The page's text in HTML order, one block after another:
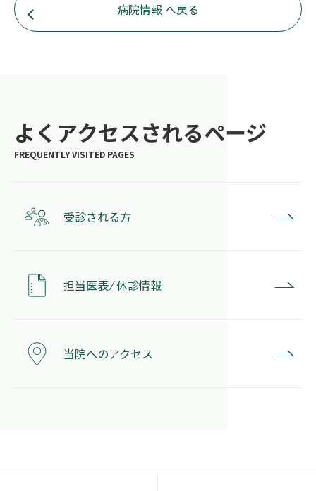
病院情報 へ戻る
よくアクセスされるページ
受診される方
担当医表 ⁄ 休診情報
当院へのアクセス